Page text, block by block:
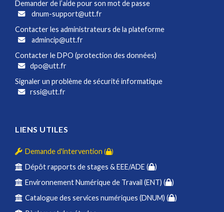
Demander de l’aide pour son mot de passe
dnum-support@utt.fr
Contacter les administrateurs de la plateforme
admincip@utt.fr
Contacter le DPO (protection des données)
dpo@utt.fr
Signaler un problème de sécurité informatique
rssi@utt.fr
LIENS UTILES
Demande d'intervention ( )
Dépôt rapports de stages & EEE/ADE (
)
Environnement Numérique de Travail (ENT) (
)
Catalogue des services numériques (DNUM) (
)